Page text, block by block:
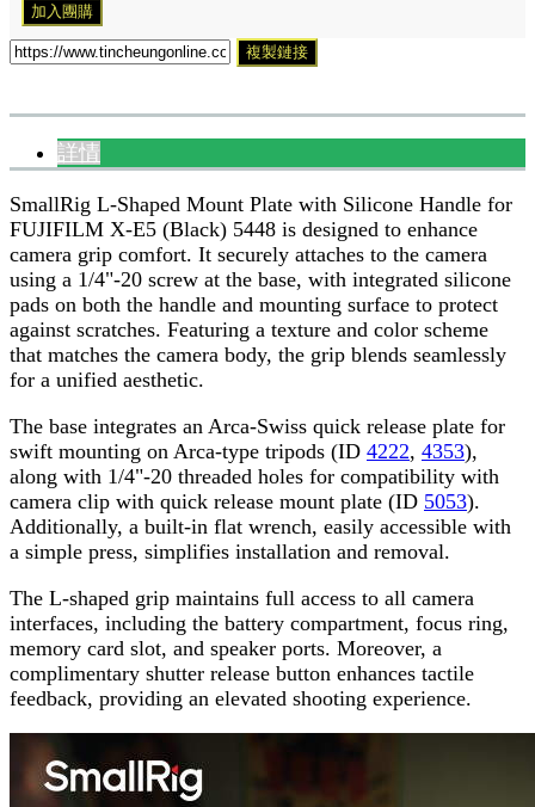
加入團購
複製鏈接
詳情
SmallRig L-Shaped Mount Plate with Silicone Handle for
FUJIFILM X-E5 (Black) 5448 is designed to enhance
camera grip comfort. It securely attaches to the camera
using a 1/4"-20 screw at the base, with integrated silicone
pads on both the handle and mounting surface to protect
against scratches. Featuring a texture and color scheme
that matches the camera body, the grip blends seamlessly
for a unified aesthetic.
The base integrates an Arca-Swiss quick release plate for
swift mounting on Arca-type tripods (ID 4222, 4353),
along with 1/4"-20 threaded holes for compatibility with
camera clip with quick release mount plate (ID 5053).
Additionally, a built-in flat wrench, easily accessible with
a simple press, simplifies installation and removal.
The L-shaped grip maintains full access to all camera
interfaces, including the battery compartment, focus ring,
memory card slot, and speaker ports. Moreover, a
complimentary shutter release button enhances tactile
feedback, providing an elevated shooting experience.